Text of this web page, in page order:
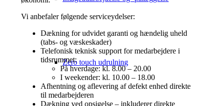
Zero touch udrulning
Vi anbefaler følgende serviceydelser:
Dækning for udvidet garanti og hændelig uheld
(tabs- og væskeskader)
Telefonisk teknisk support for medarbejdere i
tidsrummet:
På hverdage: kl. 8.00 – 20.00
I weekender: kl. 10.00 – 18.00
Afhentning og aflevering af defekt enhed direkte
til medarbejderen
Dækning ved opsigelse – inkluderer direkte